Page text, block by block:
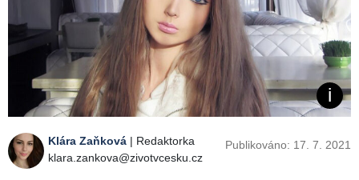
Klára Zaňková | Redaktorka
klara.zankova@zivotvcesku.cz
Publikováno: 17. 7. 2021